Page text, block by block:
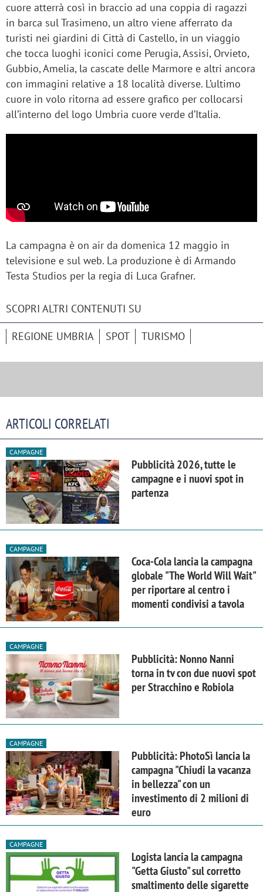
cuore atterrà così in braccio ad una coppia di ragazzi
in barca sul Trasimeno, un altro viene afferrato da
turisti nei giardini di Città di Castello, in un viaggio
che tocca luoghi iconici come Perugia, Assisi, Orvieto,
Gubbio, Amelia, la cascate delle Marmore e altri ancora
con immagini relative a 18 località diverse. L’ultimo
cuore in volo ritorna ad essere grafico per collocarsi
all’interno del logo Umbria cuore verde d’Italia.
La campagna è on air da domenica 12 maggio in
televisione e sul web. La produzione è di Armando
Testa Studios per la regia di Luca Grafner.
SCOPRI ALTRI CONTENUTI SU
REGIONE UMBRIA SPOT TURISMO
ARTICOLI CORRELATI
CAMPAGNE
Pubblicità 2026, tutte le
campagne e i nuovi spot in
partenza
CAMPAGNE
Coca-Cola lancia la campagna
globale "The World Will Wait"
per riportare al centro i
momenti condivisi a tavola
CAMPAGNE
Pubblicità: Nonno Nanni
torna in tv con due nuovi spot
per Stracchino e Robiola
CAMPAGNE
Pubblicità: PhotoSì lancia la
campagna "Chiudi la vacanza
in bellezza" con un
investimento di 2 milioni di
euro
CAMPAGNE
Logista lancia la campagna
"Getta Giusto" sul corretto
smaltimento delle sigarette